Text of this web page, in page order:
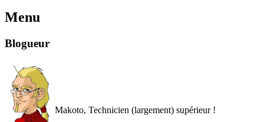
Menu
Blogueur
Makoto, Technicien (largement) supérieur !